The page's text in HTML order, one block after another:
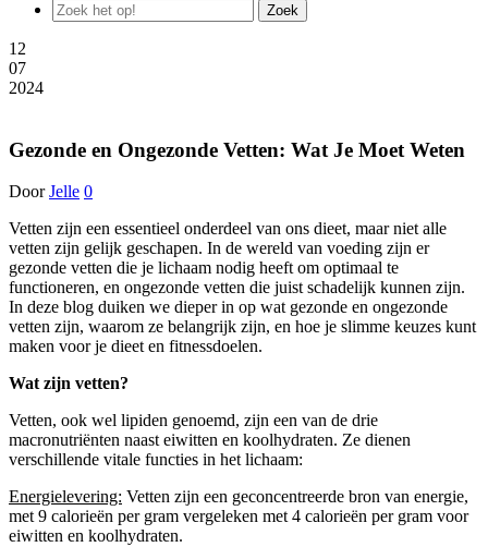
Zoek
12
07
2024
Gezonde en Ongezonde Vetten: Wat Je Moet Weten
DoorJelle 0
Vetten zijn een essentieel onderdeel van ons dieet, maar niet alle
vetten zijn gelijk geschapen. In de wereld van voeding zijn er
gezonde vetten die je lichaam nodig heeft om optimaal te
functioneren, en ongezonde vetten die juist schadelijk kunnen zijn.
In deze blog duiken we dieper in op wat gezonde en ongezonde
vetten zijn, waarom ze belangrijk zijn, en hoe je slimme keuzes kunt
maken voor je dieet en fitnessdoelen.
Wat zijn vetten?
Vetten, ook wel lipiden genoemd, zijn een van de drie
macronutriënten naast eiwitten en koolhydraten. Ze dienen
verschillende vitale functies in het lichaam:
Energielevering: Vetten zijn een geconcentreerde bron van energie,
met 9 calorieën per gram vergeleken met 4 calorieën per gram voor
eiwitten en koolhydraten.